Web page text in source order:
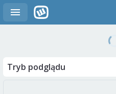
Tryb podglądu